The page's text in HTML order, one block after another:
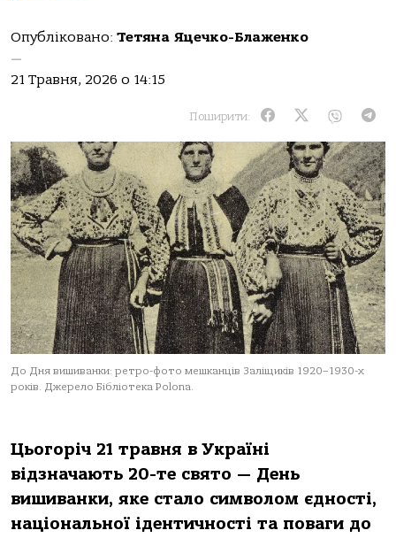
Опубліковано: Тетяна Яцечко-Блаженко
—
21 Травня, 2026 о 14:15
Поширити:
До Дня вишиванки: ретро-фото мешканців Заліщиків 1920–1930-х
років. Джерело Бібліотека Polona.
Цьогоріч 21 травня в Україні
відзначають 20-те свято — День
вишиванки, яке стало символом єдності,
національної ідентичності та поваги до